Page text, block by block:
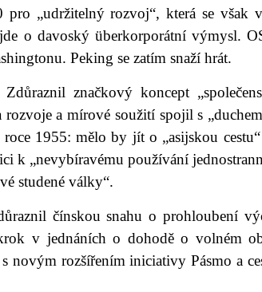
„udržitelný rozvoj“, která se však
o davoský überkorporátní výmysl.
Peking se zatím snaží hrát.
značkový koncept
a mírové soužití spojil s
1955: mělo by jít o „asijskou cestu“
k „nevybíravému používání
studené války“.
čínskou snahu o prohloubení
v jednáních o dohodě o volném
novým rozšířením iniciativy Pásmo a